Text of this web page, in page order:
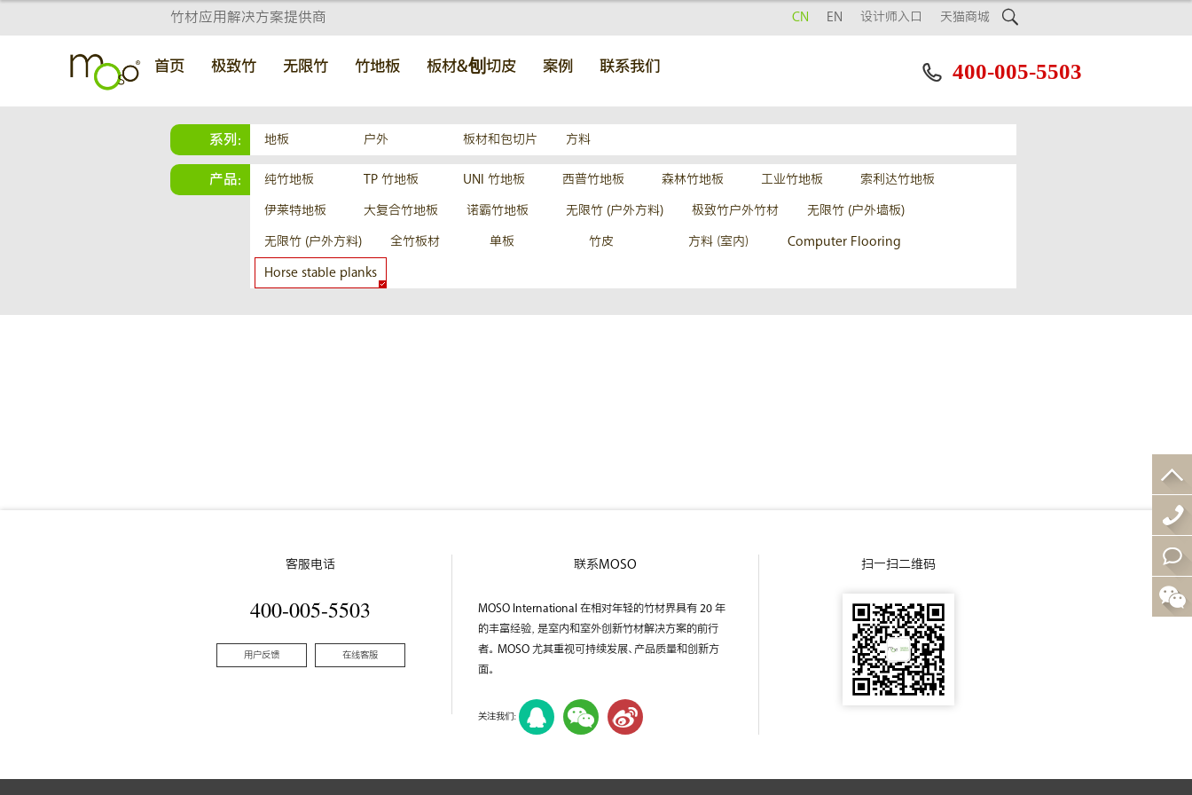
竹材应用解决方案提供商 
CN EN 设计师入口 天猫商城
首页 极致竹 无限竹 竹地板 板材&刨切皮 案例 联系我们  400-005-5503
系列: 地板 户外 板材和包切片 方料
产品: 纯竹地板 TP 竹地板 UNI 竹地板 西普竹地板 森林竹地板 工业竹地板 索利达竹地板
伊莱特地板 大复合竹地板 诺霸竹地板 无限竹 (户外方料) 极致竹户外竹材 无限竹 (户外墙板)
无限竹 (户外方料) 全竹板材 单板 竹皮 方料（室内） Computer Flooring
Horse stable planks
客服电话
400-005-5503
用户反馈 在线客服
联系MOSO
MOSO International 在相对年轻的竹材界具有 20 年
的丰富经验，是室内和室外创新竹材解决方案的前行
者。 MOSO 尤其重视可持续发展、产品质量和创新方
面。
关注我们：
扫一扫二维码
线